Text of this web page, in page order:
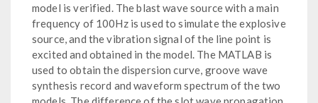
model is verified. The blast wave source with a main
frequency of 100Hz is used to simulate the explosive
source, and the vibration signal of the line point is
excited and obtained in the model. The MATLAB is
used to obtain the dispersion curve, groove wave
synthesis record and waveform spectrum of the two